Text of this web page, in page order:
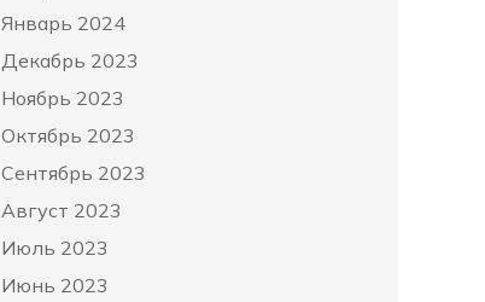
Январь 2024
Декабрь 2023
Ноябрь 2023
Октябрь 2023
Сентябрь 2023
Август 2023
Июль 2023
Июнь 2023